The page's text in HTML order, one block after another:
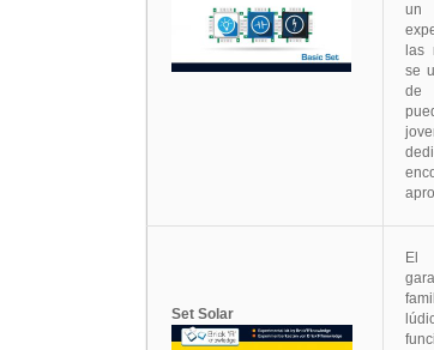
un
las
se
de
Set Solar
El